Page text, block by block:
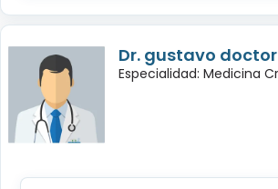
Dr. gustavo
Especialidad: Medicina